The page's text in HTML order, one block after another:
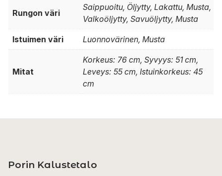
Rungon väri
Saippuoitu, Öljytty, Lakattu, Musta,
Valkoöljytty, Savuöljytty, Musta
Istuimen väri Luonnovärinen, Musta
Mitat
Korkeus: 76 cm, Syvyys: 51 cm,
Leveys: 55 cm, Istuinkorkeus: 45
cm
Porin Kalustetalo